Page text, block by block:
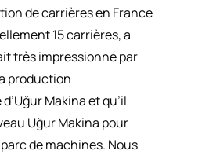
de carrières en France
15 carrières, a
très impressionné par
production
Makina et qu’il
Uğur Makina pour
de machines. Nous